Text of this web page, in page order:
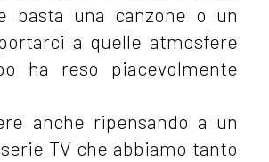
basta una canzone o un
a quelle atmosfere
ha reso piacevolmente
anche ripensando a un
TV che abbiamo tanto